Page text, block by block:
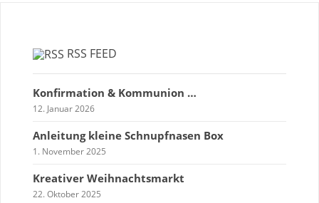
RSS FEED
Konfirmation & Kommunion …
12. Januar 2026
Anleitung kleine Schnupfnasen Box
1. November 2025
Kreativer Weihnachtsmarkt
22. Oktober 2025